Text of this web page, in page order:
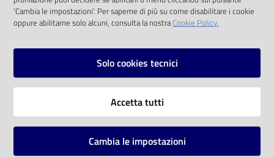
Avvisi Instagram
Vai alla pagina
'Cambia le impostazioni'. Per saperne di più su come disabilitare i cookie
oppure abilitarne solo alcuni, consulta la nostraCookie Policy.
Solo cookies tecnici
Accetta tutti
Cambia le impostazioni